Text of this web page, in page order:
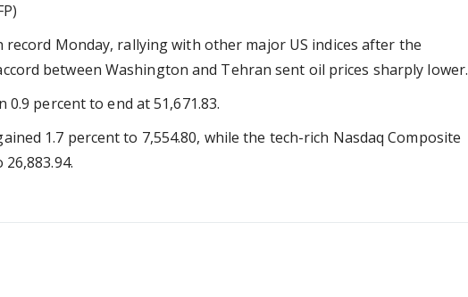
record Monday, rallying with other major US indices after the
between Washington and Tehran sent oil prices sharply lower.
percent to end at 51,671.83.
1.7 percent to 7,554.80, while the tech-rich Nasdaq Composite